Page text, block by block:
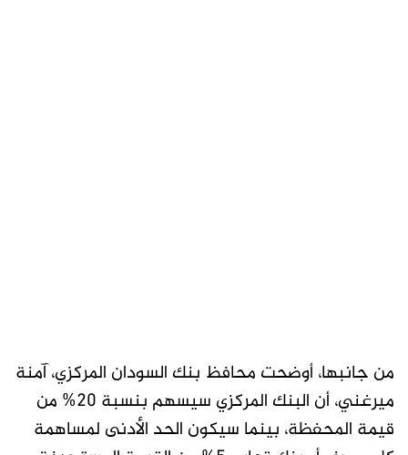
من جانبها، أوضحت محافظ بنك السودان المركزي، آمنة
ميرغني، أن البنك المركزي سيسهم بنسبة 20% من
قيمة المحفظة، بينما سيكون الحد الأدنى لمساهمة